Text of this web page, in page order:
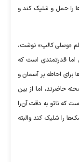
را حمل و شلیک کند و
به قلم «وسلی کالپ» نوشت،
اما قدرتمندی است که
برای احاطه بر آسمان و
حاضرند، اما از بین
است که ناتو به دقت آن‌را
را شلیک کند والبته